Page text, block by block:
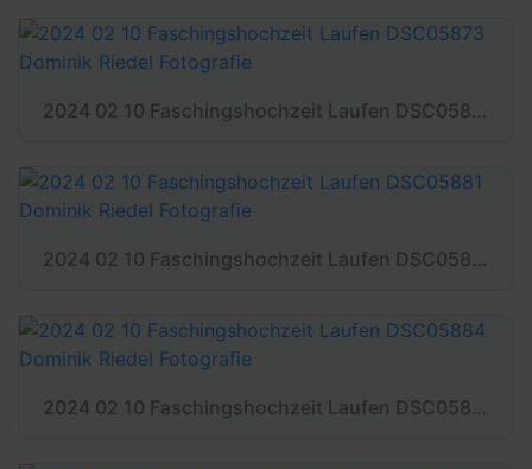
2024 02 10 Faschingshochzeit Laufen DSC05873 Dominik Riedel Fotografie
2024 02 10 Faschingshochzeit Laufen DSC05881 Dominik Riedel Fotografie
2024 02 10 Faschingshochzeit Laufen DSC05884 Dominik Riedel Fotografie